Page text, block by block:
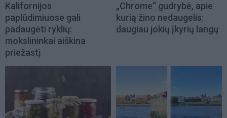
Kalifornijos
paplūdimiuose gali
padaugėti ryklių:
mokslininkai aiškina
priežastį
„Chrome“ gudrybė, apie
kurią žino nedaugelis:
daugiau jokių įkyrių langų